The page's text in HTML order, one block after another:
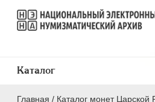
Главная / Каталог монет Царской
Каталог